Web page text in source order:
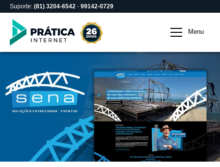
Suporte: (81) 3204-6542 - 99142-0729
Criação de Sites para
Menu